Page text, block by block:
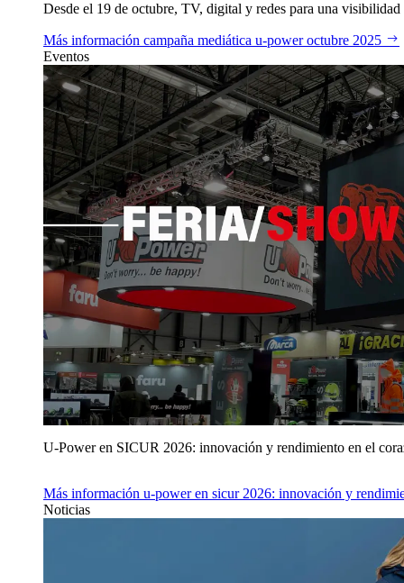
Desde el 19 de octubre, TV, digital y redes para una
Más información campaña mediática u‑power octubre 2025
Eventos
U‑Power en SICUR 2026: innovación y rendimiento en el
Más información u‑power en sicur 2026: innovación y
Noticias